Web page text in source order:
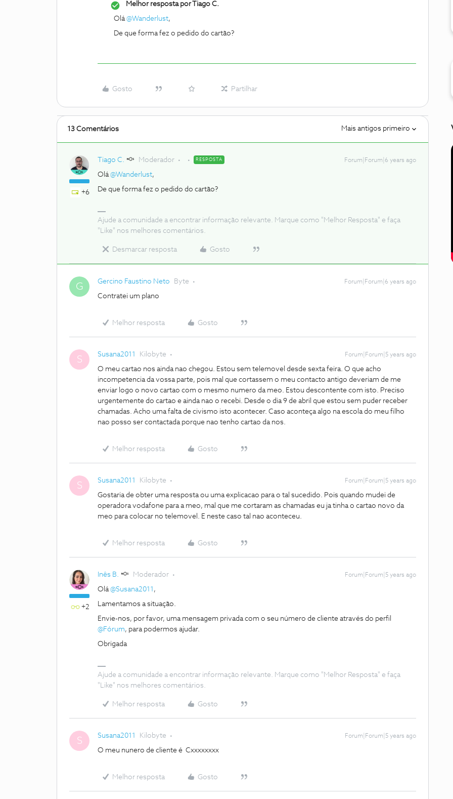
Melhor resposta porTiago C.
Olá@Wanderlust,
De que forma fez o pedido do cartão?
Gosto Partilhar
13 Comentários Mais antigos primeiro
+6
Tiago C. Moderador RESPOSTA Forum|Forum|6 years ago
Olá@Wanderlust,
De que forma fez o pedido do cartão?
Ajude a comunidade a encontrar informação relevante. Marque como "Melhor Resposta" e faça
"Like" nos melhores comentários.
Desmarcar resposta Gosto
G Gercino Faustino Neto Byte Forum|Forum|6 years ago
Contratei um plano
Melhor resposta Gosto
S Susana2011 Kilobyte Forum|Forum|5 years ago
O meu cartao nos ainda nao chegou. Estou sem telemovel desde sexta feira. O que acho
incompetencia da vossa parte, pois mal que cortassem o meu contacto antigo deveriam de me
enviar logo o novo cartao com o mesmo numero da meo. Estou descontente com isto. Preciso
urgentemente do cartao e ainda nao o recebi. Desde o dia 9 de abril que estou sem puder receber
chamadas. Acho uma falta de civismo isto acontecer. Caso aconteça algo na escola do meu filho
nao posso ser contactada porque nao tenho cartao da nos.
Melhor resposta Gosto
S Susana2011 Kilobyte Forum|Forum|5 years ago
Gostaria de obter uma resposta ou uma explicacao para o tal sucedido. Pois quando mudei de
operadora vodafone para a meo, mal que me cortaram as chamadas eu ja tinha o cartao novo da
meo para colocar no telemovel. E neste caso tal nao aconteceu.
Melhor resposta Gosto
+2
Inês B. Moderador Forum|Forum|5 years ago
Olá@Susana2011 ,
Lamentamos a situação.
Envie-nos, por favor, uma mensagem privada com o seu número de cliente através do perfil
@Fórum, para podermos ajudar.
Obrigada
Ajude a comunidade a encontrar informação relevante. Marque como "Melhor Resposta" e faça
"Like" nos melhores comentários.
Melhor resposta Gosto
S Susana2011 Kilobyte Forum|Forum|5 years ago
O meu nunero de cliente é Cxxxxxxxx
Melhor resposta Gosto